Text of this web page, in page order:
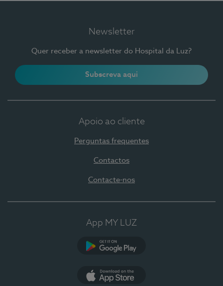
Newsletter
Quer receber a newsletter do Hospital da Luz?
Subscreva aqui
Apoio ao cliente
Perguntas frequentes
Contactos
Contacte-nos
App MY LUZ